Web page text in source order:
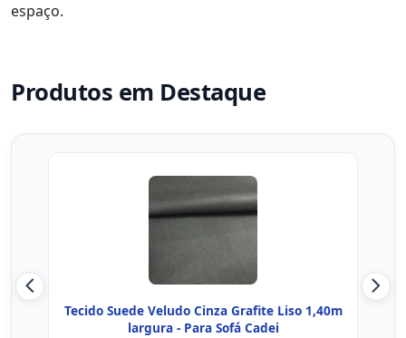
espaço.
Produtos em Destaque
Tecido Suede Veludo Cinza Grafite Liso 1,40m
largura - Para Sofá Cadei